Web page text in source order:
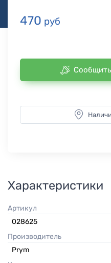
470 руб
Характеристики
Артикул
028625
Производитель
Prym